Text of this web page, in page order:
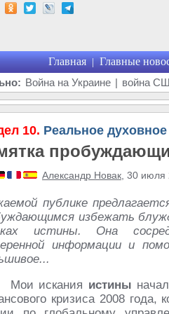
Главная | Главные
Война на Украине | война
10. Реальное
Александр Новак , 30 июля
публике
избежать
истины. Она
информации и
Мои искания истины
кризиса 2008 года,